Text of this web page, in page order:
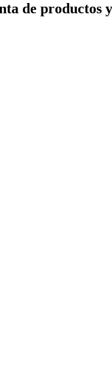
de productos